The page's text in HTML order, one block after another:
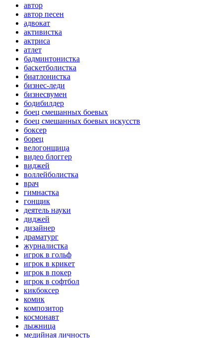
автор
автор песен
адвокат
активистка
актриса
атлет
бадминтонистка
баскетболистка
биатлонистка
бизнес-леди
бизнесвумен
бодибилдер
боец смешанных боевых
боец смешанных боевых искусств
боксер
борец
велогонщица
видео блоггер
виджей
воллейболистка
врач
гимнастка
гонщик
деятель науки
диджей
дизайнер
драматург
журналистка
игрок в гольф
игрок в крикет
игрок в покер
игрок в софтбол
кикбоксер
комик
композитор
космонавт
лыжница
медийная личность